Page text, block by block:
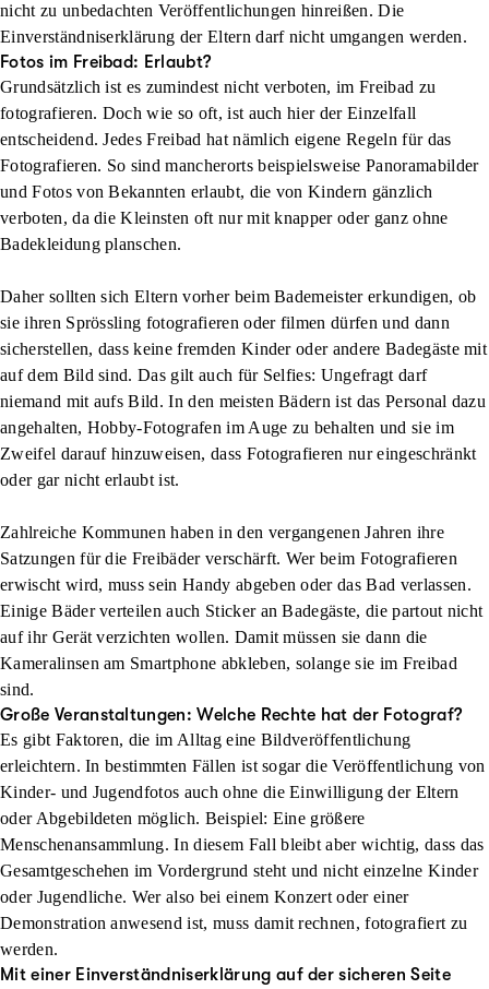
nicht zu unbedachten Veröffentlichungen hinreißen. Die
Einverständniserklärung der Eltern darf nicht umgangen werden.
Fotos im Freibad: Erlaubt?
Grundsätzlich ist es zumindest nicht verboten, im Freibad zu
fotografieren. Doch wie so oft, ist auch hier derEinzelfall
entscheidend. Jedes Freibad hat nämlich eigene Regeln für das
Fotografieren. So sind mancherorts beispielsweise Panoramabilder
und Fotos von Bekannten erlaubt, die von Kindern gänzlich
verboten, da die Kleinsten oft nur mit knapper oder ganz ohne
Badekleidung planschen.
Daher sollten sich Eltern vorher beimBademeister erkundigen, ob
sie ihren Sprössling fotografieren oder filmen dürfen und dann
sicherstellen, dasskeine fremden Kinderoder andere Badegäste mit
auf dem Bild sind. Das gilt auch für Selfies: Ungefragt darf
niemand mit aufs Bild. In den meisten Bädern ist das Personal dazu
angehalten, Hobby-Fotografen im Auge zu behalten und sie im
Zweifel darauf hinzuweisen, dass Fotografieren nur eingeschränkt
oder gar nicht erlaubt ist.
Zahlreiche Kommunen haben in den vergangenen Jahren ihre
Satzungen für die Freibäder verschärft. Wer beim Fotografieren
erwischt wird, muss sein Handy abgeben oder das Bad verlassen.
Einige Bäder verteilen auch Sticker an Badegäste, die partout nicht
auf ihr Gerät verzichten wollen. Damit müssen sie dann die
Kameralinsen am Smartphone abkleben, solange sie im Freibad
sind.
Große Veranstaltungen: Welche Rechte hat der Fotograf?
Es gibt Faktoren, die im Alltag eine Bildveröffentlichung
erleichtern. In bestimmten Fällen ist sogar die Veröffentlichung von
Kinder- und Jugendfotos auchohne die Einwilligung der Eltern
oder Abgebildeten möglich. Beispiel: Eine größere
Menschenansammlung. In diesem Fall bleibt aber wichtig, dass das
Gesamtgeschehen im Vordergrund steht und nicht einzelne Kinder
oder Jugendliche. Wer also bei einem Konzert oder einer
Demonstration anwesend ist, muss damit rechnen, fotografiert zu
werden.
Mit einer Einverständniserklärung auf der sicheren Seite